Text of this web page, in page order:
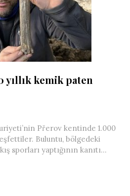
yıllık kemik paten
Přerov kentinde 1.000
Buluntu, bölgedeki
sporları yaptığının kanıtı...